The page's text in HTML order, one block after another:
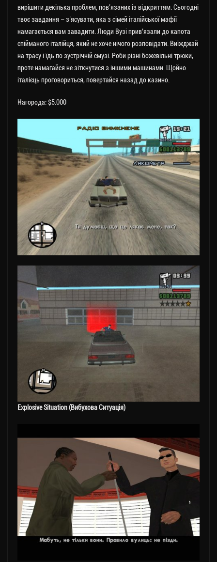
вирішити декілька проблем, пов’язаних із відкриттям. Сьогодні
твоє завдання – з’ясувати, яка з сімей італійської мафії
намагається вам завадити. Люди Вузі прив’язали до капота
спійманого італійця, який не хоче нічого розповідати. Виїжджай
на трасу і їдь по зустрічній смузі. Роби різні божевільні трюки,
проте намагайся не зіткнутися з іншими машинами. Щойно
італієць проговориться, повертайся назад до казино.
Нагорода: $5.000
Explosive Situation (Вибухова Ситуація)